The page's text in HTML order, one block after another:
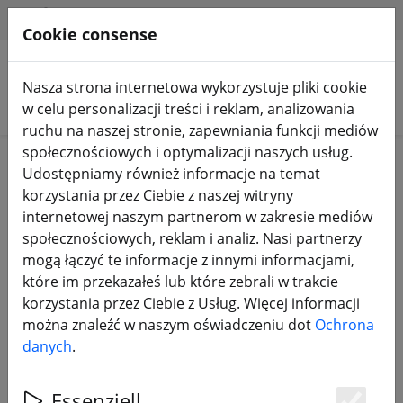
Szukaj produktów
Home Sprzedaż%
Insta360 One / One X - Kijek do
selfie + składany statyw z
uchwytem Bullet Time
Cookie consense
Nasza strona internetowa wykorzystuje pliki cookie
w celu personalizacji treści i reklam, analizowania
ruchu na naszej stronie, zapewniania funkcji mediów
społecznościowych i optymalizacji naszych usług.
Udostępniamy również informacje na temat
korzystania przez Ciebie z naszej witryny
internetowej naszym partnerom w zakresie mediów
społecznościowych, reklam i analiz. Nasi partnerzy
mogą łączyć te informacje z innymi informacjami,
które im przekazałeś lub które zebrali w trakcie
korzystania przez Ciebie z Usług. Więcej informacji
można znaleźć w naszym oświadczeniu dot Ochrona
danych.